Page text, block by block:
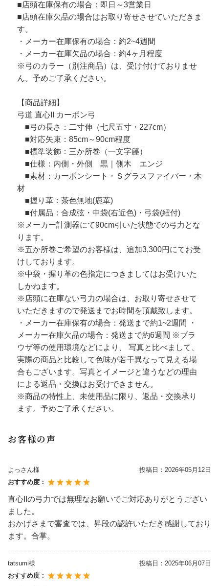
■店頭在庫保有の場合：即日～3営業日
■店頭在庫欠品の場合はお取り寄せさせていただきま
す。
・メーカー在庫保有の場合：約2~4週間
・メーカー在庫欠品の場合：約4ヶ月程度
※弓のカラー（別注商品）は、受け付けておりませ
ん。予めご了承ください。
【商品詳細】
弓道 直心II カーボン弓
■弓の長さ：二寸伸（七尺五寸・227cm）
■対応矢束：85cm～90cm程度
■標準装飾：三か所巻（一文字籐）
■仕様：内側・外側 黒｜側木 エンジ
■素材：カーボンシート・Ｓグラスファイバー・木
材
■握り革：茶色無地(鹿革)
■付属品：合成弦・中袋(右近色)・弓袋(紐付)
※メーカー計測器にて90cm引いた状態での弓力とな
ります。
※五か所巻ご希望のお客様は、追加3,300円にてお受
けしております。
※中袋・握り革の色指定につきましてはお受けいた
しかねます。
※店頭に在庫ない弓力の場合は、お取り寄せさせて
いただきますので発送までお時間を頂戴致します。
・メーカー在庫保有の場合：発送まで約1~2週間 ・
メーカー在庫欠品の場合：発送まで約6週間 ※ブラ
ウザ等の使用環境などにより、 写真と比べまして、
実際の商品と比較して色味が若干異なって見える場
合もございます。写真とイメージと違うなどの理由
による返品・交換はお受けできません。
※商品の特性上、未使用品に限り、返品・交換承り
ます。予めご了承ください。
お客様の声
よっさん様 投稿日： 2026年05月12日
おすすめ度：
直心IIの弓力では無理なお願いでご対応ありがとうござい
ました。
おかげさまで審査では、昇段の認許いただき感謝しており
ます。合掌。
tatsumi様 投稿日： 2025年06月07日
おすすめ度：